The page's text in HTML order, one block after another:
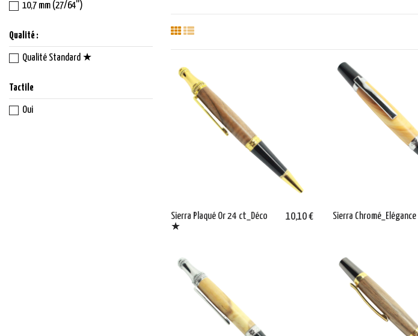
Sierra Plaqué Or 24 ct_Déco
★
10,10 € Sierra
10,7 mm (27/64'')
Qualité :
Qualité Standard ★
Tactile
Oui